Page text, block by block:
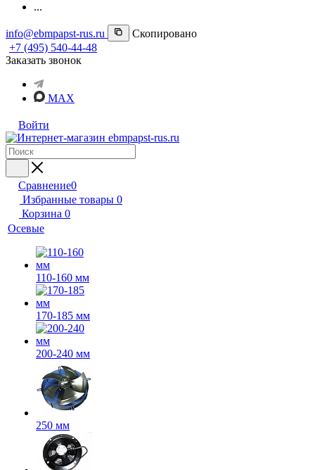
...
info@ebmpapst-rus.ru
Скопировано
+7 (495) 540-44-48
Заказать звонок
MAX
Войти
Сравнение0
Избранные товары 0
Корзина 0
Осевые
110-160 мм
170-185 мм
200-240 мм
250 мм